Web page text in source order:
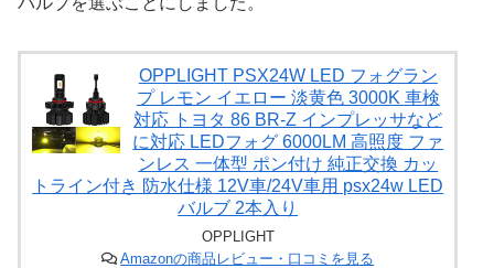
OPPLIGHT PSX24W LED フォグラン
プ レモン イエロー 淡黄色 3000K 車検
対応 トヨタ 86 BR-Z インプレッサなど
に対応 LEDフォグ 6000LM 高照度 ファ
ンレス 一体型 ポン付け 純正交換 カッ
トライン付き 防水仕様 12V車/24V車用 psx24w LED
バルブ 2本入り
OPPLIGHT
Amazonの商品レビュー・口コミを見る